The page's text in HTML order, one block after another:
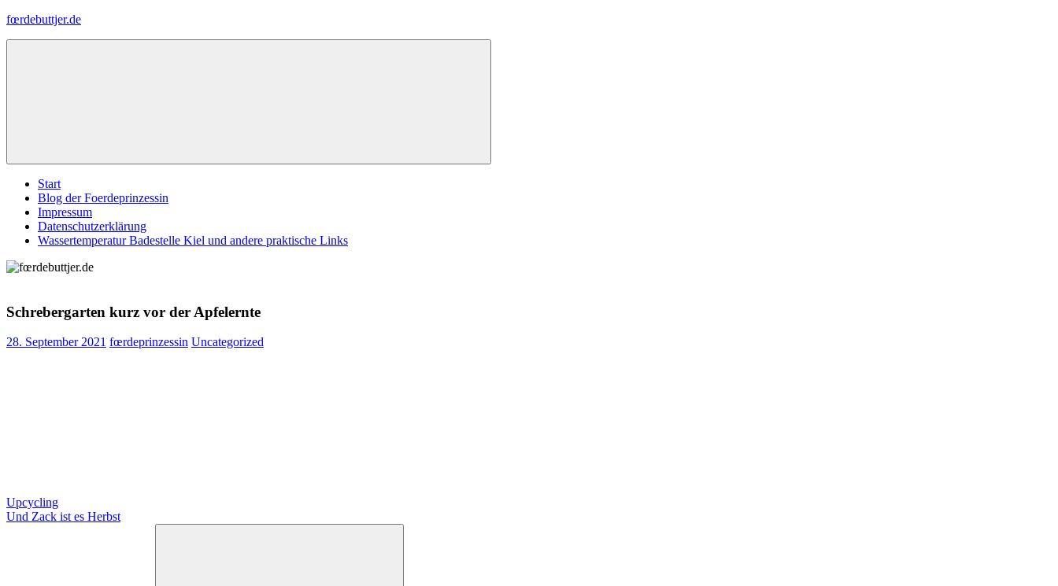
Zum
fœrdebuttjer.de
Menü
Start
Blog der Foerdeprinzessin
Impressum
Datenschutzerklärung
Wassertemperatur Badestelle Kiel und andere praktische Links
Schrebergarten kurz vor der Apfelernte
28. September 2021 fœrdeprinzessin Uncategorized
Beitragsnavigation
Vorheriger
Beitrag:
Upcycling
Nächster
Und Zack ist es Herbst